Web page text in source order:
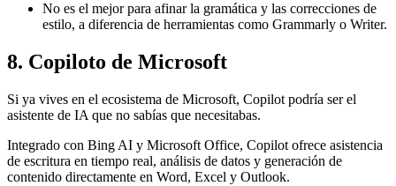
No es el mejor para afinar la gramática y las correcciones de
estilo, a diferencia de herramientas como Grammarly o Writer.
8. Copiloto de Microsoft
Si ya vives en el ecosistema de Microsoft, Copilot podría ser el
asistente de IA que no sabías que necesitabas.
Integrado con Bing AI y Microsoft Office, Copilot ofrece asistencia
de escritura en tiempo real, análisis de datos y generación de
contenido directamente en Word, Excel y Outlook.